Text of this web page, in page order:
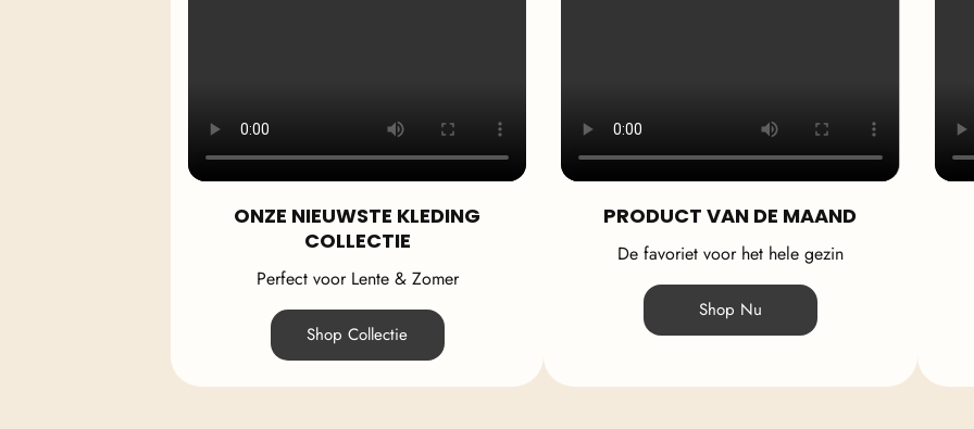
ONZE NIEUWSTE KLEDING
COLLECTIE
Perfect voor Lente & Zomer
Shop Collectie
PRODUCT VAN DE MAAND
De favoriet voor het hele gezin
Shop Nu